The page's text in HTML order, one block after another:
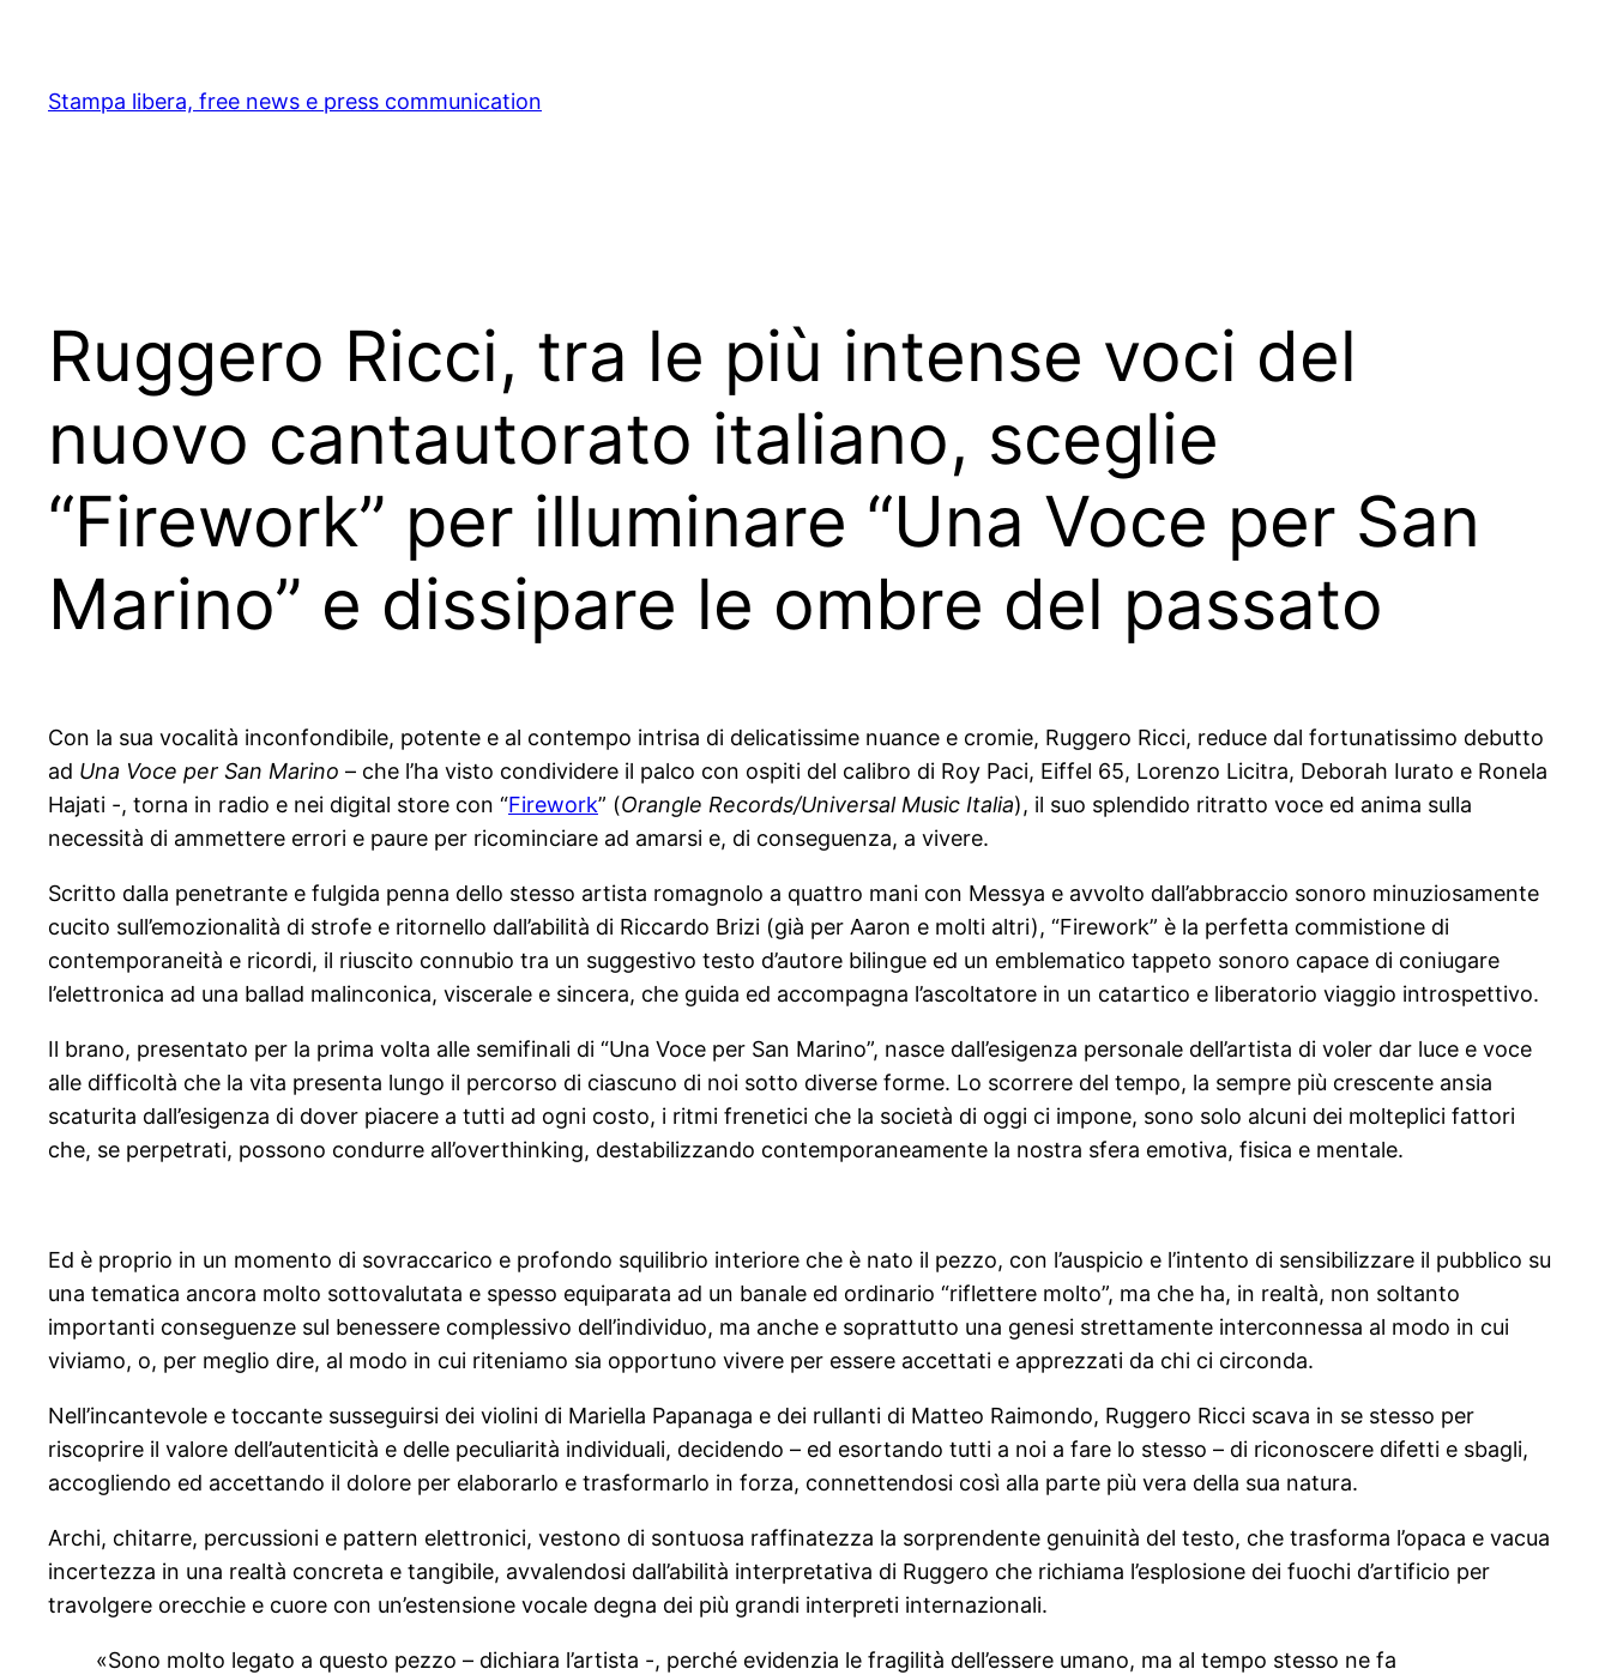
content
Stampa libera, free news e press communication
Ruggero Ricci, tra le più intense voci del
nuovo cantautorato italiano, sceglie
“Firework” per illuminare “Una Voce per San
Marino” e dissipare le ombre del passato
Con la sua vocalità inconfondibile, potente e al contempo intrisa di delicatissime nuance e cromie, Ruggero Ricci, reduce dal fortunatissimo debutto
ad Una Voce per San Marino – che l’ha visto condividere il palco con ospiti del calibro di Roy Paci, Eiffel 65, Lorenzo Licitra, Deborah Iurato e Ronela
Hajati -, torna in radio e nei digital store con “Firework” (Orangle Records/Universal Music Italia), il suo splendido ritratto voce ed anima sulla
necessità di ammettere errori e paure per ricominciare ad amarsi e, di conseguenza, a vivere.
Scritto dalla penetrante e fulgida penna dello stesso artista romagnolo a quattro mani con Messya e avvolto dall’abbraccio sonoro minuziosamente
cucito sull’emozionalità di strofe e ritornello dall’abilità di Riccardo Brizi (già per Aaron e molti altri), “Firework” è la perfetta commistione di
contemporaneità e ricordi, il riuscito connubio tra un suggestivo testo d’autore bilingue ed un emblematico tappeto sonoro capace di coniugare
l’elettronica ad una ballad malinconica, viscerale e sincera, che guida ed accompagna l’ascoltatore in un catartico e liberatorio viaggio introspettivo.
Il brano, presentato per la prima volta alle semifinali di “Una Voce per San Marino”, nasce dall’esigenza personale dell’artista di voler dar luce e voce
alle difficoltà che la vita presenta lungo il percorso di ciascuno di noi sotto diverse forme. Lo scorrere del tempo, la sempre più crescente ansia
scaturita dall’esigenza di dover piacere a tutti ad ogni costo, i ritmi frenetici che la società di oggi ci impone, sono solo alcuni dei molteplici fattori
che, se perpetrati, possono condurre all’overthinking, destabilizzando contemporaneamente la nostra sfera emotiva, fisica e mentale.
Ed è proprio in un momento di sovraccarico e profondo squilibrio interiore che è nato il pezzo, con l’auspicio e l’intento di sensibilizzare il pubblico su
una tematica ancora molto sottovalutata e spesso equiparata ad un banale ed ordinario “riflettere molto”, ma che ha, in realtà, non soltanto
importanti conseguenze sul benessere complessivo dell’individuo, ma anche e soprattutto una genesi strettamente interconnessa al modo in cui
viviamo, o, per meglio dire, al modo in cui riteniamo sia opportuno vivere per essere accettati e apprezzati da chi ci circonda.
Nell’incantevole e toccante susseguirsi dei violini di Mariella Papanaga e dei rullanti di Matteo Raimondo, Ruggero Ricci scava in se stesso per
riscoprire il valore dell’autenticità e delle peculiarità individuali, decidendo – ed esortando tutti a noi a fare lo stesso – di riconoscere difetti e sbagli,
accogliendo ed accettando il dolore per elaborarlo e trasformarlo in forza, connettendosi così alla parte più vera della sua natura.
Archi, chitarre, percussioni e pattern elettronici, vestono di sontuosa raffinatezza la sorprendente genuinità del testo, che trasforma l’opaca e vacua
incertezza in una realtà concreta e tangibile, avvalendosi dall’abilità interpretativa di Ruggero che richiama l’esplosione dei fuochi d’artificio per
travolgere orecchie e cuore con un’estensione vocale degna dei più grandi interpreti internazionali.
«Sono molto legato a questo pezzo – dichiara l’artista -, perché evidenzia le fragilità dell’essere umano, ma al tempo stesso ne fa